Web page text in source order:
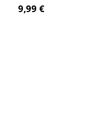
Regulärer Preis:
9,99 €